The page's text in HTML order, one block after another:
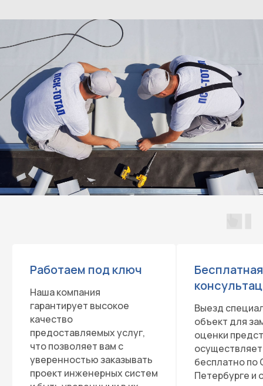
Работаем под ключ
Наша компания
гарантирует высокое
качество
предоставляемых услуг,
что позволяет вам с
уверенностью заказывать
проект инженерных систем
Бесплатная
Выезд
объект для
оценки
бесплатно по
Петербурге и